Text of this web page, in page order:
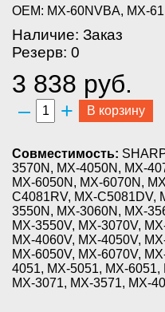
OEM: MX-60NVBA, MX-
Наличие: Заказ
Резерв: 0
3 838 руб.
– + В корзину
Совместимость:
3570N, MX-4050N, MX-
MX-6050N, MX-6070N,
C4081RV, MX-C5081DV,
3550N, MX-3060N, MX-
MX-3550V, MX-3070V,
MX-4060V, MX-4050V,
MX-6050V, MX-6070V,
4051, MX-5051, MX-
MX-3071, MX-3571, MX-